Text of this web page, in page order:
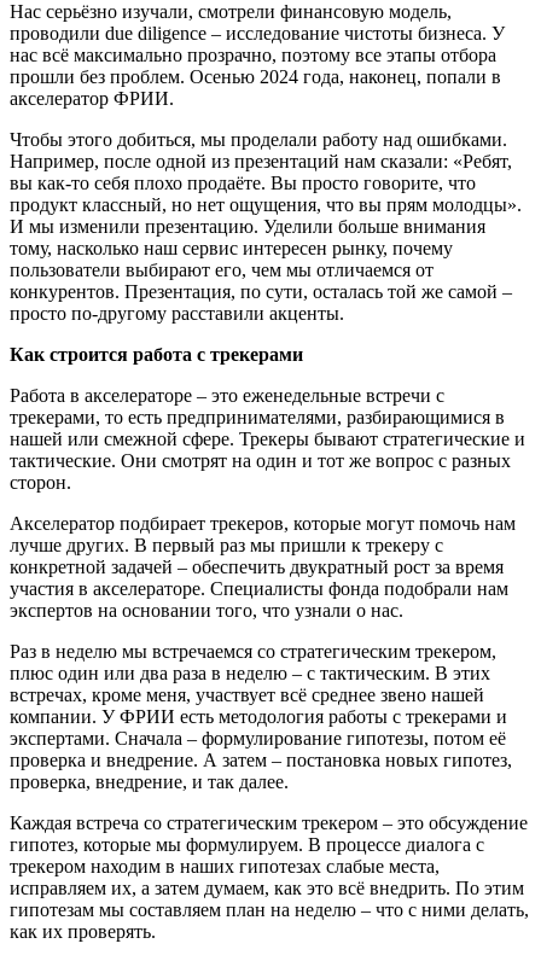
Нас серьёзно изучали, смотрели финансовую модель,
проводили due diligence – исследование чистоты бизнеса. У
нас всё максимально прозрачно, поэтому все этапы отбора
прошли без проблем. Осенью 2024 года, наконец, попали в
акселератор ФРИИ.
Чтобы этого добиться, мы проделали работу над ошибками.
Например, после одной из презентаций нам сказали: «Ребят,
вы как-то себя плохо продаёте. Вы просто говорите, что
продукт классный, но нет ощущения, что вы прям молодцы».
И мы изменили презентацию. Уделили больше внимания
тому, насколько наш сервис интересен рынку, почему
пользователи выбирают его, чем мы отличаемся от
конкурентов. Презентация, по сути, осталась той же самой –
просто по-другому расставили акценты.
Как строится работа с трекерами
Работа в акселераторе – это еженедельные встречи с
трекерами, то есть предпринимателями, разбирающимися в
нашей или смежной сфере. Трекеры бывают стратегические и
тактические. Они смотрят на один и тот же вопрос с разных
сторон.
Акселератор подбирает трекеров, которые могут помочь нам
лучше других. В первый раз мы пришли к трекеру с
конкретной задачей – обеспечить двукратный рост за время
участия в акселераторе. Специалисты фонда подобрали нам
экспертов на основании того, что узнали о нас.
Раз в неделю мы встречаемся со стратегическим трекером,
плюс один или два раза в неделю – с тактическим. В этих
встречах, кроме меня, участвует всё среднее звено нашей
компании. У ФРИИ есть методология работы с трекерами и
экспертами. Сначала – формулирование гипотезы, потом её
проверка и внедрение. А затем – постановка новых гипотез,
проверка, внедрение, и так далее.
Каждая встреча со стратегическим трекером – это обсуждение
гипотез, которые мы формулируем. В процессе диалога с
трекером находим в наших гипотезах слабые места,
исправляем их, а затем думаем, как это всё внедрить. По этим
гипотезам мы составляем план на неделю – что с ними делать,
как их проверять.